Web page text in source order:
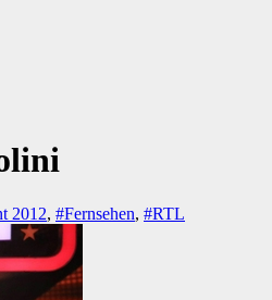
2012, #Fernsehen, #RTL